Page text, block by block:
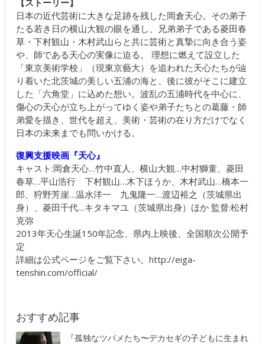
【ストーリー】
日本の近代芸術に大きな足跡を残した岡倉天心。その弟子
たる若き日の横山大観の眼を通し、兄弟弟子である菱田春
草・下村観山・木村武山らと共に芸術と真摯に向き合う姿
や、師である天心の実像に迫る。 理想に燃えて設立した
「東京美術学校」（現東京藝大）を追われた天心たちが辿
り着いた北茨城の美しい五浦の海と、後に彼がそこに建立
した「六角堂」に込めた想い。波乱の五浦時代を中心に、
傷心の天心が立ち上がってゆく姿や弟子たちとの葛藤・師
弟愛を描き、世代を超え、美術・芸術の在り方だけでなく
日本の未来までも問いかける。
復興支援映画『天心』
キャスト:岡倉天心…竹中直人、横山大観…中村獅童、菱田
春草…平山浩行 下村観山…木下ほうか、木村武山…橋本一
郎、狩野芳崖…温水洋一 九鬼隆一…渡辺裕之（茨城県出
身）、菱田千代…キタキマユ（茨城県出身）ほか 監督:松村
克弥
2013年天心生誕150年記念、県内上映後、全国順次公開予
定
詳細は公式ページをご覧下さい。http://eiga-
tenshin.com/official/
おすすめ記事
『孤独なツバメたち〜デカセギの子どもに生まれ